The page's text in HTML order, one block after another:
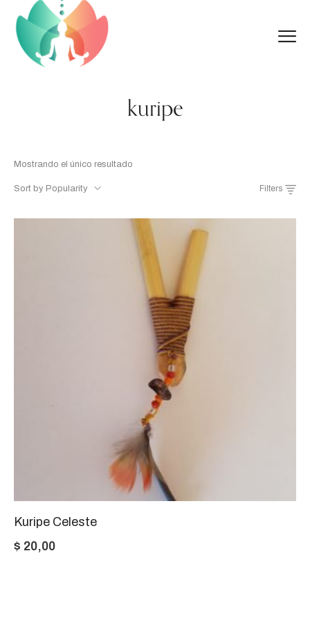
kuripe
Mostrando el único resultado
Sort by Popularity Filters
Kuripe Celeste
$ 20,00